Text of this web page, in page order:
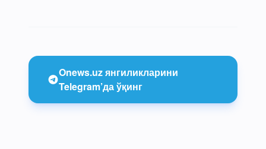
Onews.uz янгиликларини
Telegram’да ўқинг